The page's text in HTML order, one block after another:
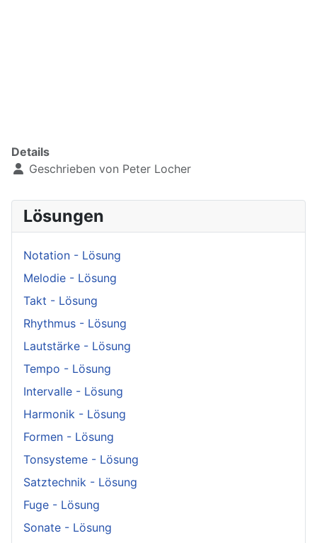
Details
Geschrieben von Peter Locher
Lösungen
Notation - Lösung
Melodie - Lösung
Takt - Lösung
Rhythmus - Lösung
Lautstärke - Lösung
Tempo - Lösung
Intervalle - Lösung
Harmonik - Lösung
Formen - Lösung
Tonsysteme - Lösung
Satztechnik - Lösung
Fuge - Lösung
Sonate - Lösung